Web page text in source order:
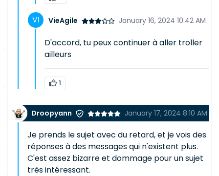
VieAgile January 16, 2024 10:42 AM
D'accord, tu peux continuer à aller troller
ailleurs
1
Droopyann January 17, 2024 8:10 AM
Je prends le sujet avec du retard, et je vois des
réponses à des messages qui n'existent plus.
C'est assez bizarre et dommage pour un sujet
très intéressant.